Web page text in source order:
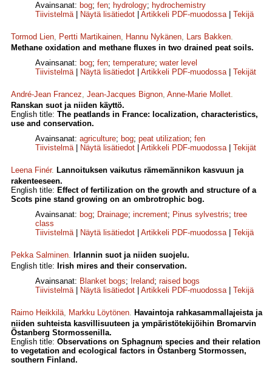
Avainsanat: bog; fen; hydrology; hydrochemistry
Tiivistelmä| Näytä lisätiedot Artikkeli PDF-muodossa| Tekijä
Tormod Lien, Pertti Martikainen, Hannu Nykänen, Lars Bakken.
Methane oxidation and methane fluxes in two drained peat soils.
Avainsanat: bog; fen; temperature; water level
Tiivistelmä| Näytä lisätiedot Artikkeli PDF-muodossa| Tekijät
André-Jean Francez, Jean-Jacques Bignon, Anne-Marie Mollet.
Ranskan suot ja niiden käyttö.
English title: The peatlands in France: localization, characteristics,
use and conservation.
Avainsanat: agriculture; bog; peat utilization; fen
Tiivistelmä| Näytä lisätiedot Artikkeli PDF-muodossa| Tekijät
Leena Finér. Lannoituksen vaikutus rämemännikon kasvuun ja
rakenteeseen.
English title: Effect of fertilization on the growth and structure of a
Scots pine stand growing on an ombrotrophic bog.
Avainsanat: bog; Drainage; increment; Pinus sylvestris; tree
class
Tiivistelmä| Näytä lisätiedot Artikkeli PDF-muodossa| Tekijä
Pekka Salminen. Irlannin suot ja niiden suojelu.
English title: Irish mires and their conservation.
Avainsanat: Blanket bogs; Ireland; raised bogs
Tiivistelmä| Näytä lisätiedot Artikkeli PDF-muodossa| Tekijä
Raimo Heikkilä, Markku Löytönen. Havaintoja rahkasammallajeista ja
niiden suhteista kasvillisuuteen ja ympäristötekijöihin Bromarvin
Östanberg Stormossenilla.
English title: Observations on Sphagnum species and their rela­tion
to vegetation and ecological factors in Östanberg Stormossen,
southern Finland.